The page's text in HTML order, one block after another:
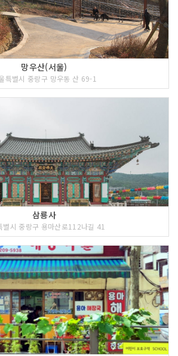
망우산(서울)
특별시 중랑구 망우동 산 69-1
삼룡사
별시 중랑구 용마산로112나길 41